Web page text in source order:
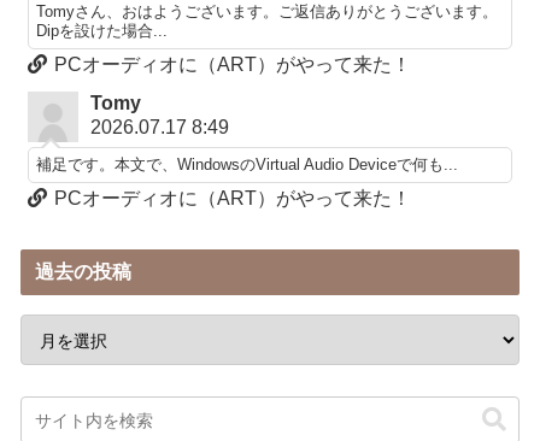
Tomyさん、おはようございます。ご返信ありがとうございます。
Dipを設けた場合...
PCオーディオに（ART）がやって来た！
Tomy
2026.07.17 8:49
補足です。本文で、WindowsのVirtual Audio Deviceで何も...
PCオーディオに（ART）がやって来た！
過去の投稿